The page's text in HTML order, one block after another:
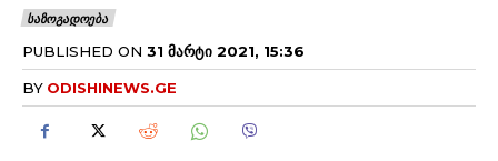
ᲡᲐᲖᲝᲒᲐᲓᲝᲔᲑᲐ
PUBLISHED ON 31 ᲛᲐᲠᲢᲘ 2021, 15:36
BY ODISHINEWS.GE